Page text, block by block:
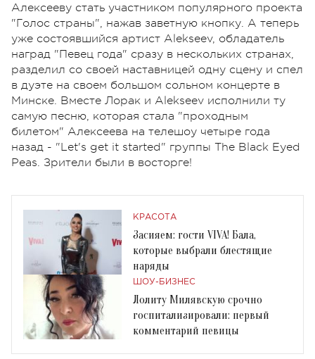
Алексееву стать участником популярного проекта
"Голос страны", нажав заветную кнопку. А теперь
уже состоявшийся артист Alekseev, обладатель
наград "Певец года" сразу в нескольких странах,
разделил со своей наставницей одну сцену и спел
в дуэте на своем большом сольном концерте в
Минске. Вместе Лорак и Alekseev исполнили ту
самую песню, которая стала "проходным
билетом" Алексеева на телешоу четыре года
назад - "Let's get it started" группы The Black Eyed
Peas. Зрители были в восторге!
КРАСОТА
Засияем: гости VIVA! Бала,
которые выбрали блестящие
наряды
ШОУ-БИЗНЕС
Лолиту Милявскую срочно
госпитализировали: первый
комментарий певицы